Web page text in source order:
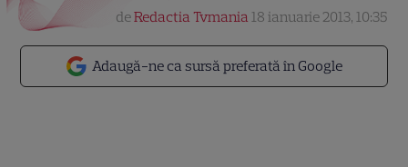
Adaugă-ne ca sursă preferată în Google
deRedactia Tvmania 18 ianuarie 2013, 10:35